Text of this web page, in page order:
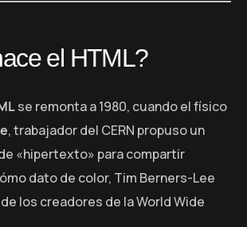
el HTML?
se remonta a 1980, cuando el físico
, trabajador del CERN propuso un
«hipertexto» para compartir
dato de color, Tim Berners-Lee
los creadores de la World Wide